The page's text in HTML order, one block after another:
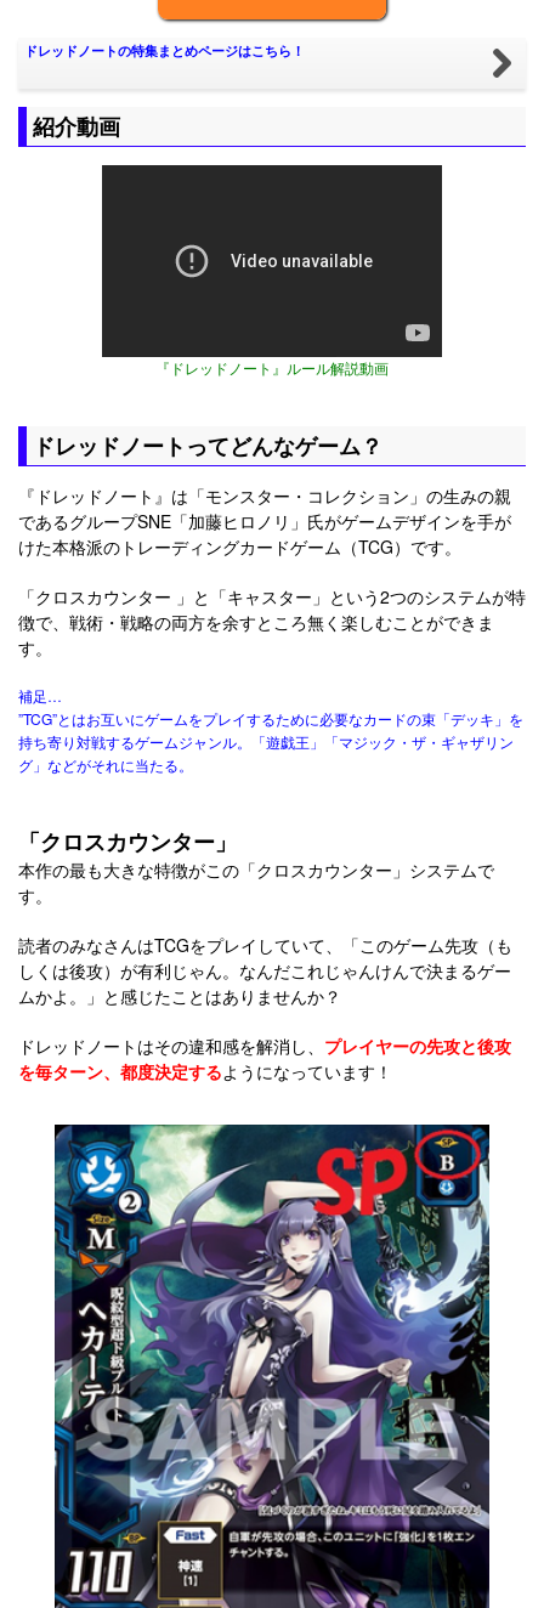
ドレッドノートの特集まとめページはこちら！
紹介動画
『ドレッドノート』ルール解説動画
ドレッドノートってどんなゲーム？
『ドレッドノート』は「モンスター・コレクション」の生みの親
であるグループSNE「加藤ヒロノリ」氏がゲームデザインを手が
けた本格派のトレーディングカードゲーム（TCG）です。
「クロスカウンター 」と「キャスター」という2つのシステムが特
徴で、戦術・戦略の両方を余すところ無く楽しむことができま
す。
補足…
”TCG”とはお互いにゲームをプレイするために必要なカードの束「デッキ」を
持ち寄り対戦するゲームジャンル。「遊戯王」「マジック・ザ・ギャザリン
グ」などがそれに当たる。
「クロスカウンター」
本作の最も大きな特徴がこの「クロスカウンター」システムで
す。
読者のみなさんはTCGをプレイしていて、「このゲーム先攻（も
しくは後攻）が有利じゃん。なんだこれじゃんけんで決まるゲー
ムかよ。」と感じたことはありませんか？
ドレッドノートはその違和感を解消し、 プレイヤーの先攻と後攻
を毎ターン、 都度決定するようになっています！